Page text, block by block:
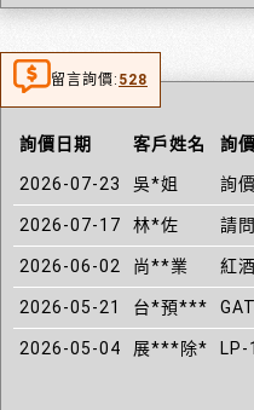
留言詢價: 528
詢價日期 客戶姓名 詢
2026-07-23 吳*姐 詢
2026-07-17 林*佐 請
2026-06-02 尚**業 紅
2026-05-21 台*預***
2026-05-04 展***除*